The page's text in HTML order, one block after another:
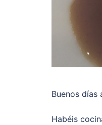
Buenos días
Habéis